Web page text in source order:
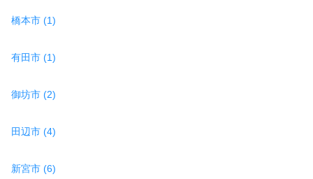
橋本市 (1)
有田市 (1)
御坊市 (2)
田辺市 (4)
新宮市 (6)